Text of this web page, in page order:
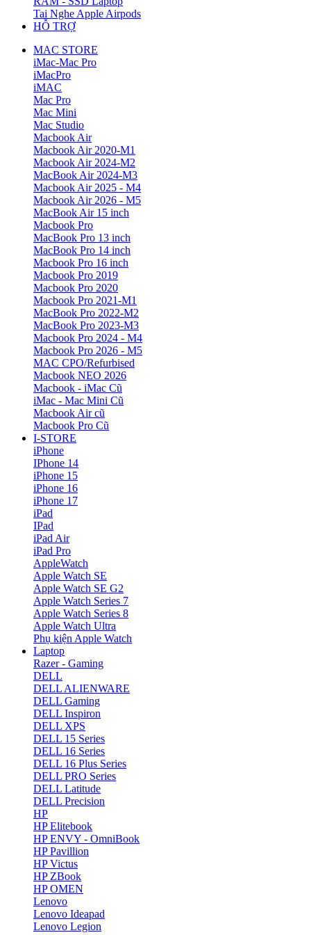
Tai Nghe Apple Airpods
HỖ TRỢ
MAC STORE
iMac-Mac Pro
iMacPro
iMAC
Mac Pro
Mac Mini
Mac Studio
Macbook Air
Macbook Air 2020-M1
Macbook Air 2024-M2
MacBook Air 2024-M3
Macbook Air 2025 - M4
Macbook Air 2026 - M5
MacBook Air 15 inch
Macbook Pro
MacBook Pro 13 inch
MacBook Pro 14 inch
Macbook Pro 16 inch
Macbook Pro 2019
Macbook Pro 2020
Macbook Pro 2021-M1
MacBook Pro 2022-M2
MacBook Pro 2023-M3
Macbook Pro 2024 - M4
Macbook Pro 2026 - M5
MAC CPO/Refurbised
Macbook NEO 2026
Macbook - iMac Cũ
iMac - Mac Mini Cũ
Macbook Air cũ
Macbook Pro Cũ
I-STORE
iPhone
IPhone 14
iPhone 15
iPhone 16
iPhone 17
iPad
IPad
iPad Air
iPad Pro
AppleWatch
Apple Watch SE
Apple Watch SE G2
Apple Watch Series 7
Apple Watch Series 8
Apple Watch Ultra
Phụ kiện Apple Watch
Laptop
Razer - Gaming
DELL
DELL ALIENWARE
DELL Gaming
DELL Inspiron
DELL XPS
DELL 15 Series
DELL 16 Series
DELL 16 Plus Series
DELL PRO Series
DELL Latitude
DELL Precision
HP
HP Elitebook
HP ENVY - OmniBook
HP Pavillion
HP Victus
HP ZBook
HP OMEN
Lenovo
Lenovo Ideapad
Lenovo Legion